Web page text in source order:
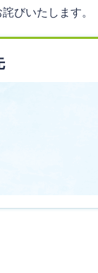
びいたします。